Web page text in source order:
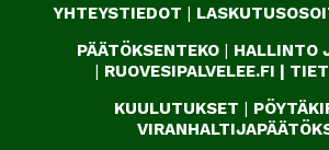
YHTEYSTIEDOT |
PÄÄTÖKSENTEKO | HALLINTO
| RUOVESIPALVELEE.FI |
KUULUTUKSET |